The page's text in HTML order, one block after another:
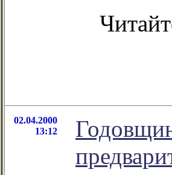
02.04.2000
13:12